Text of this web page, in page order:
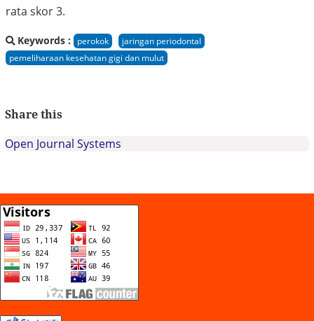
rata skor 3.
Keywords : perokok
jaringan periodontal
pemeliharaan kesehatan gigi dan mulut
Share this
Open Journal Systems